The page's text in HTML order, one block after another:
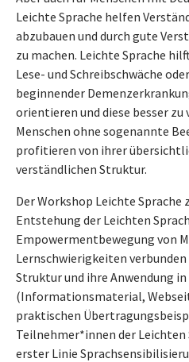
Leichte Sprache helfen
abzubauen und durch gute
zu machen. Leichte Sprache
Lese- und Schreibschwäche
beginnender
orientieren und diese besser zu
Menschen ohne sogenannte
profitieren von ihrer
verständlichen Struktur.
Der Workshop Leichte Sprache
Entstehung der Leichten
Empowermentbewegung von
Lernschwierigkeiten
Struktur und ihre Anwendung
(Informationsmaterial,
praktischen
Teilnehmer*innen der Leichten
erster Linie